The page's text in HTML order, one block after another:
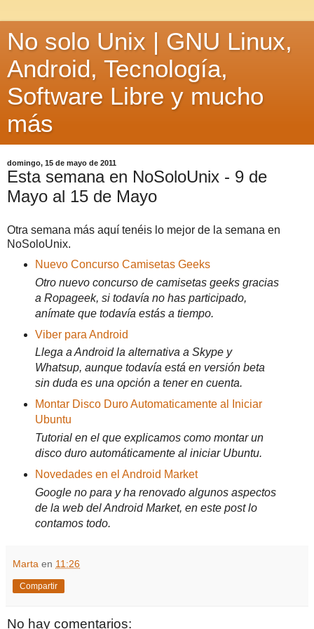
No solo Unix | GNU Linux,
Android, Tecnología,
Software Libre y mucho
más
domingo, 15 de mayo de 2011
Esta semana en NoSoloUnix - 9 de
Mayo al 15 de Mayo
Otra semana más aquí tenéis lo mejor de la semana en
NoSoloUnix.
Nuevo Concurso Camisetas Geeks
Otro nuevo concurso de camisetas geeks gracias
a Ropageek, si todavía no has participado,
anímate que todavía estás a tiempo.
Viber para Android
Llega a Android la alternativa a Skype y
Whatsup, aunque todavía está en versión beta
sin duda es una opción a tener en cuenta.
Montar Disco Duro Automaticamente al Iniciar
Ubuntu
Tutorial en el que explicamos como montar un
disco duro automáticamente al iniciar Ubuntu.
Novedades en el Android Market
Google no para y ha renovado algunos aspectos
de la web del Android Market, en este post lo
contamos todo.
Marta en 11:26
Compartir
No hay comentarios: